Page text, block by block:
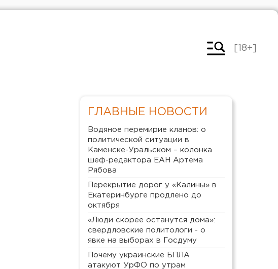
[18+]
ГЛАВНЫЕ НОВОСТИ
Водяное перемирие кланов: о
политической ситуации в
Каменске-Уральском – колонка
шеф-редактора ЕАН Артема
Рябова
Перекрытие дорог у «Калины» в
Екатеринбурге продлено до
октября
«Люди скорее останутся дома»:
свердловские политологи - о
явке на выборах в Госдуму
Почему украинские БПЛА
атакуют УрФО по утрам